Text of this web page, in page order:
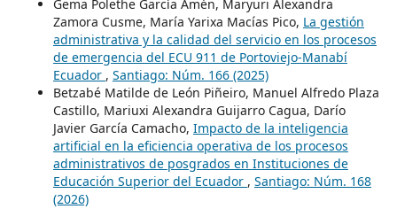
Gema Polethe García Amén, Maryuri Alexandra
Zamora Cusme, María Yarixa Macías Pico, La gestión
administrativa y la calidad del servicio en los procesos
de emergencia del ECU 911 de Portoviejo-Manabí
Ecuador , Santiago: Núm. 166 (2025)
Betzabé Matilde de León Piñeiro, Manuel Alfredo Plaza
Castillo, Mariuxi Alexandra Guijarro Cagua, Darío
Javier García Camacho, Impacto de la inteligencia
artificial en la eficiencia operativa de los procesos
administrativos de posgrados en Instituciones de
Educación Superior del Ecuador , Santiago: Núm. 168
(2026)